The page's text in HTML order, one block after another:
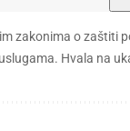
zakonima o zaštiti
Hvala na